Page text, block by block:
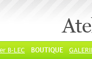
B-LEC BOUTIQUE